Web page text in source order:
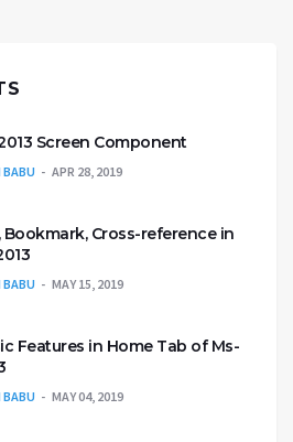
Screen Component
APR 28, 2019
Bookmark, Cross-reference in
MAY 15, 2019
Features in Home Tab of Ms-
MAY 04, 2019